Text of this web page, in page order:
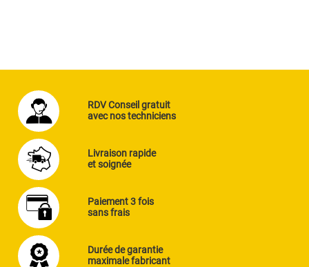
RDV Conseil gratuit
avec nos techniciens
Livraison rapide
et soignée
Paiement 3 fois
sans frais
Durée de garantie
maximale fabricant